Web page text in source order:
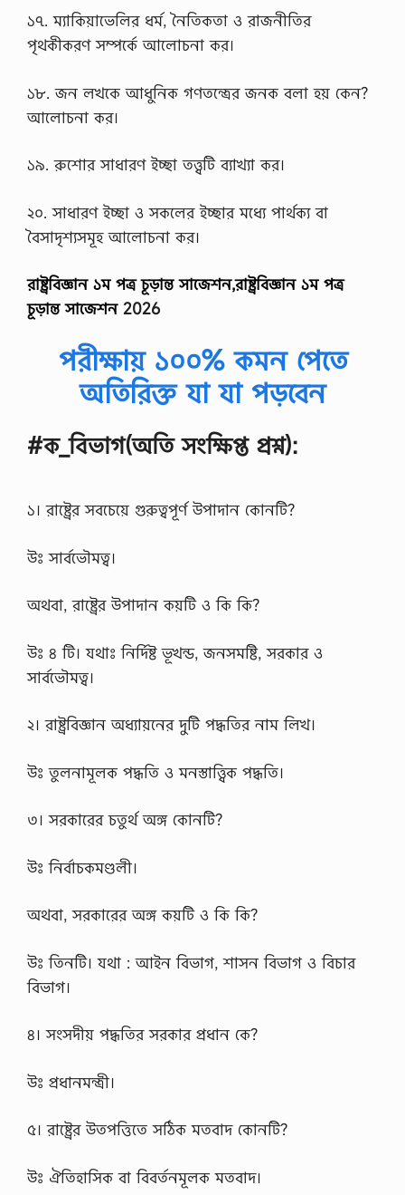
১৭. ম্যাকিয়াভেলির ধর্ম, নৈতিকতা ও রাজনীতির
পৃথকীকরণ সম্পর্কে আলোচনা কর।
১৮. জন লখকে আধুনিক গণতন্ত্রের জনক বলা হয় কেন?
আলোচনা কর।
১৯. রুশোর সাধারণ ইচ্ছা তত্ত্বটি ব্যাখ্যা কর।
২০. সাধারণ ইচ্ছা ও সকলের ইচ্ছার মধ্যে পার্থক্য বা
বৈসাদৃশ্যসমূহ আলোচনা কর।
রাষ্ট্রবিজ্ঞান ১ম পত্র চূড়ান্ত সাজেশন,রাষ্ট্রবিজ্ঞান ১ম পত্র
চূড়ান্ত সাজেশন2026
পরীক্ষায় ১০০% কমন পেতে
অতিরিক্ত যা যা পড়বেন
#ক_বিভাগ(অতি সংক্ষিপ্ত প্রশ্ন):
১। রাষ্ট্রের সবচেয়ে গুরুত্বপূর্ণ উপাদান কোনটি?
উঃ সার্বভৌমত্ব।
অথবা, রাষ্ট্রের উপাদান কয়টি ও কি কি?
উঃ ৪ টি। যথাঃ নির্দিষ্ট ভূখন্ড, জনসমষ্টি, সরকার ও
সার্বভৌমত্ব।
২। রাষ্ট্রবিজ্ঞান অধ্যায়নের দুটি পদ্ধতির নাম লিখ।
উঃ তুলনামূলক পদ্ধতি ও মনস্তাত্ত্বিক পদ্ধতি।
৩। সরকারের চতুর্থ অঙ্গ কোনটি?
উঃ নির্বাচকমণ্ডলী।
অথবা, সরকারের অঙ্গ কয়টি ও কি কি?
উঃ তিনটি। যথা : আইন বিভাগ, শাসন বিভাগ ও বিচার
বিভাগ।
৪। সংসদীয় পদ্ধতির সরকার প্রধান কে?
উঃ প্রধানমন্ত্রী।
৫। রাষ্ট্রের উতপত্তিতে সঠিক মতবাদ কোনটি?
উঃ ঐতিহাসিক বা বিবর্তনমূলক মতবাদ।